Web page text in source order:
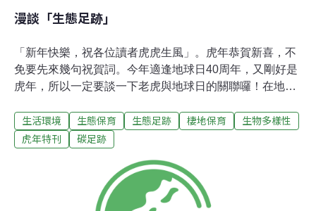
漫談「生態足跡」
「新年快樂，祝各位讀者虎虎生風」。虎年恭賀新喜，不
免要先來幾句祝賀詞。今年適逢地球日40周年，又剛好是
虎年，所以一定要談一下老虎與地球日的關聯囉！在地球
跡。但在談生態足跡之前，不知道大家有沒有聽過一個最
近很熱的名詞－－「碳足跡」呢？由於目前全球暖化、溫
行，大家對於節能減碳的概念應該多少都有聽過吧！而怎
麼計算個人或家庭到底減了多少了碳，或是排了多少的
碳，這時候就需要「碳足跡」的計算。而「生態足跡」又
生活環境 生態保育 生態足跡 棲地保育
生物多樣性
虎年特刊
碳足跡